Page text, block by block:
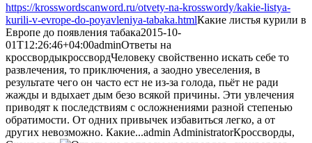
https://krosswordscanword.ru/otvety-na-krosswordy/kakie-listya-
kurili-v-evrope-do-poyavleniya-tabaka.htmlКакие листья курили в
Европе до появления табака2015-10-
01T12:26:46+04:00adminОтветы на
кроссвордыкроссвордЧеловеку свойственно искать себе то
развлечения, то приключения, а заодно увеселения, в
результате чего он часто ест не из-за голода, пьёт не ради
жажды и вдыхает дым безо всякой причины. Эти увлечения
приводят к последствиям с осложнениями разной степенью
обратимости. От одних привычек избавиться легко, а от
других невозможно. Какие...admin AdministratorКроссворды,